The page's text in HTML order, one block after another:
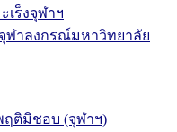
ร็งจุฬาฯ
ฬาลงกรณ์มหาวิทยาลัย
ฤติมิชอบ (จุฬาฯ)